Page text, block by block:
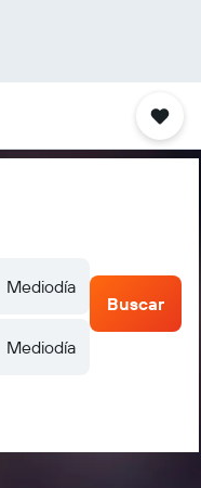
Mediodía
Mediodía
Buscar